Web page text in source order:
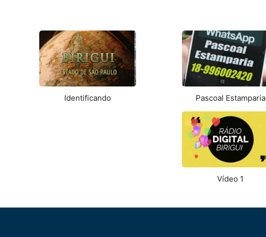
Identificando Pascoal Estamparia
Vídeo 1